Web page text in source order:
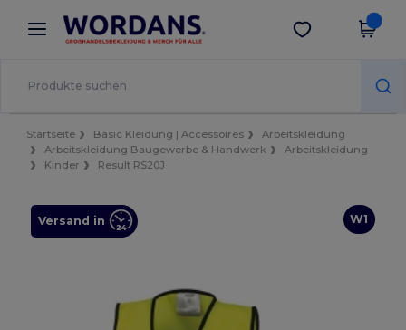
× Wordans App
Bessere Preise in der App!
App holen
Startseite Basic Kleidung | Accessoires
Arbeitskleidung
Arbeitskleidung Baugewerbe & Handwerk
Arbeitskleidung
Kinder
Result RS20J
W1
Versand in